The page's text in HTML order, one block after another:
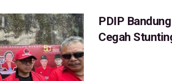
PDIP
Cegah